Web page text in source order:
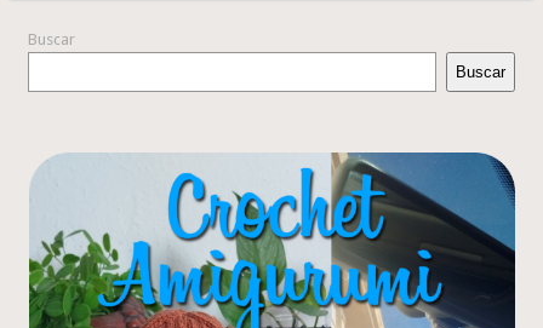
Buscar
Buscar